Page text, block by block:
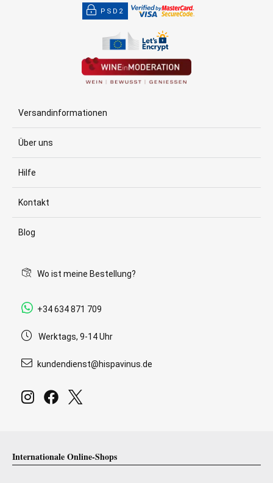
PSD2
Versandinformationen
Über uns
Hilfe
Kontakt
Blog
Wo ist meine Bestellung?
+34 634 871 709
Werktags, 9-14 Uhr
kundendienst@hispavinus.de
Internationale Online-Shops